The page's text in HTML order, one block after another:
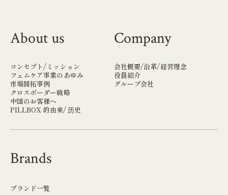
About us
コンセプト/ミッション
フェムケア事業のあゆみ
市場開拓事例
クロスボーダー戦略
中国のお客様へ
PILLBOX 的由来/ 历史
Company
会社概要/沿革/経営理念
役員紹介
グループ会社
Brands
ブランド一覧